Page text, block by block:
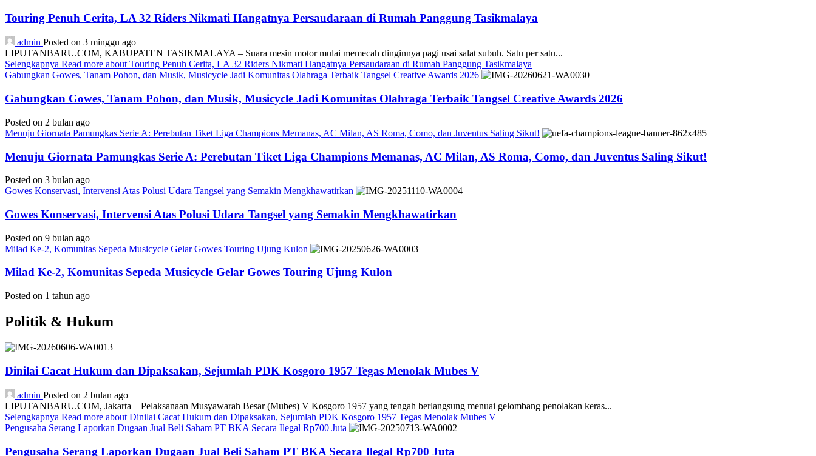
Touring Penuh Cerita, LA 32 Riders Nikmati Hangatnya Persaudaraan di Rumah Panggung Tasikmalaya
admin Posted on 3 minggu ago
LIPUTANBARU.COM, KABUPATEN TASIKMALAYA – Suara mesin motor mulai memecah dinginnya pagi usai salat subuh. Satu per satu...
Selengkapnya Read more about Touring Penuh Cerita, LA 32 Riders Nikmati Hangatnya Persaudaraan di Rumah Panggung Tasikmalaya
Gabungkan Gowes, Tanam Pohon, dan Musik, Musicycle Jadi Komunitas Olahraga Terbaik Tangsel Creative Awards 2026
Gabungkan Gowes, Tanam Pohon, dan Musik, Musicycle Jadi Komunitas Olahraga Terbaik Tangsel Creative Awards 2026
Posted on 2 bulan ago
Menuju Giornata Pamungkas Serie A: Perebutan Tiket Liga Champions Memanas, AC Milan, AS Roma, Como, dan Juventus Saling Sikut!
Menuju Giornata Pamungkas Serie A: Perebutan Tiket Liga Champions Memanas, AC Milan, AS Roma, Como, dan Juventus Saling Sikut!
Posted on 3 bulan ago
Gowes Konservasi, Intervensi Atas Polusi Udara Tangsel yang Semakin Mengkhawatirkan
Gowes Konservasi, Intervensi Atas Polusi Udara Tangsel yang Semakin Mengkhawatirkan
Posted on 9 bulan ago
Milad Ke-2, Komunitas Sepeda Musicycle Gelar Gowes Touring Ujung Kulon
Milad Ke-2, Komunitas Sepeda Musicycle Gelar Gowes Touring Ujung Kulon
Posted on 1 tahun ago
Politik & Hukum
Dinilai Cacat Hukum dan Dipaksakan, Sejumlah PDK Kosgoro 1957 Tegas Menolak Mubes V
admin Posted on 2 bulan ago
LIPUTANBARU.COM, Jakarta – Pelaksanaan Musyawarah Besar (Mubes) V Kosgoro 1957 yang tengah berlangsung menuai gelombang penolakan keras...
Selengkapnya Read more about Dinilai Cacat Hukum dan Dipaksakan, Sejumlah PDK Kosgoro 1957 Tegas Menolak Mubes V
Pengusaha Serang Laporkan Dugaan Jual Beli Saham PT BKA Secara Ilegal Rp700 Juta
Pengusaha Serang Laporkan Dugaan Jual Beli Saham PT BKA Secara Ilegal Rp700 Juta